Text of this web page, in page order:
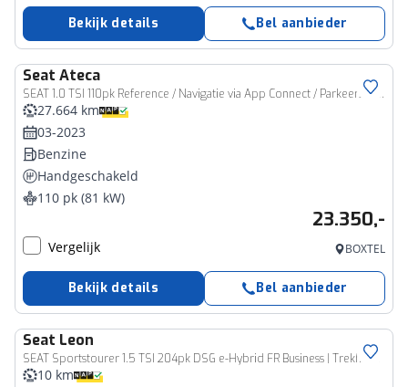
Bekijk details Bel aanbieder
Seat Ateca
SEAT 1.0 TSI 110pk Reference / Navigatie via App Connect / Parkeersensoren
27.664 km
03-2023
Benzine
Handgeschakeld
110 pk (81 kW)
23.350,-
Vergelijk BOXTEL
Bekijk details Bel aanbieder
Seat Leon
SEAT Sportstourer 1.5 TSI 204pk DSG e-Hybrid FR Business | Trekhaak Uitklapbaar | Velgen 17''
10 km